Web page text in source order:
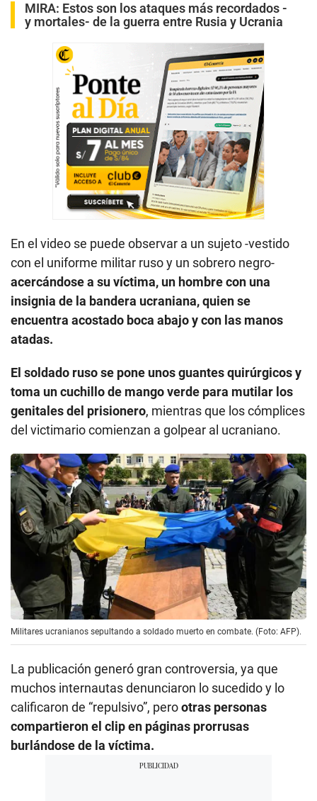
MIRA: Estos son los ataques más recordados -
y mortales- de la guerra entre Rusia y Ucrania
En el video se puede observar a un sujeto -vestido
con el uniforme militar ruso y un sobrero negro-
acercándose a su víctima, un hombre con una
insignia de la bandera ucraniana, quien se
encuentra acostado boca abajo y con las manos
atadas.
El soldado ruso se pone unos guantes quirúrgicos y
toma un cuchillo de mango verde para mutilar los
genitales del prisionero, mientras que los cómplices
del victimario comienzan a golpear al ucraniano.
Militares ucranianos sepultando a soldado muerto en combate. (Foto: AFP).
La publicación generó gran controversia, ya que
muchos internautas denunciaron lo sucedido y lo
calificaron de “repulsivo”, perootras personas
compartieron el clip en páginas prorrusas
burlándose de la víctima.